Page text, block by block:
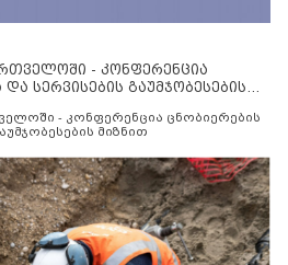
- კონფერენცია
სერვისების გაუმჯობესების
- კონფერენცია ცნობიერების
მიზნით